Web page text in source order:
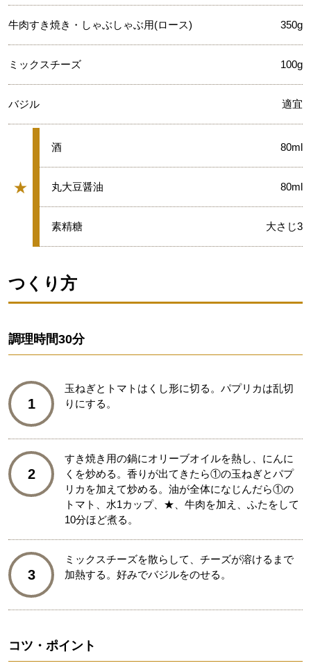
牛肉すき焼き・しゃぶしゃぶ用(ロース) 350g
ミックスチーズ 100g
バジル 適宜
★
グループ
★
酒 80ml
★
丸大豆醤油 80ml
★
素精糖 大さじ3
つくり方
調理時間30分
1
玉ねぎとトマトはくし形に切る。パプリカは乱切
りにする。
2
すき焼き用の鍋にオリーブオイルを熱し、にんに
くを炒める。香りが出てきたら①の玉ねぎとパプ
リカを加えて炒める。油が全体になじんだら①の
トマト、水1カップ、★、牛肉を加え、ふたをして
10分ほど煮る。
3
ミックスチーズを散らして、チーズが溶けるまで
加熱する。好みでバジルをのせる。
コツ・ポイント